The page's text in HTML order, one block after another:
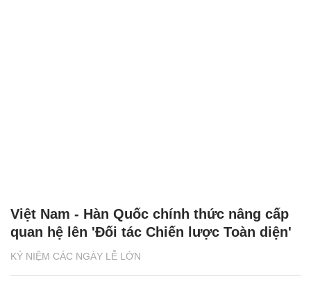
KỶ NIỆM CÁC NGÀY LỄ LỚN
Việt Nam - Hàn Quốc chính thức nâng cấp
quan hệ lên 'Đối tác Chiến lược Toàn diện'